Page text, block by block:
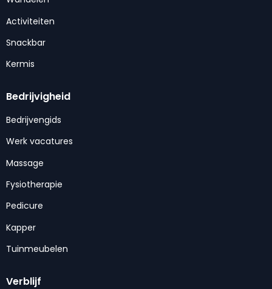
Activiteiten
Snackbar
Kermis
Bedrijvigheid
Bedrijvengids
Werk vacatures
Massage
Fysiotherapie
Pedicure
Kapper
Tuinmeubelen
Verblijf